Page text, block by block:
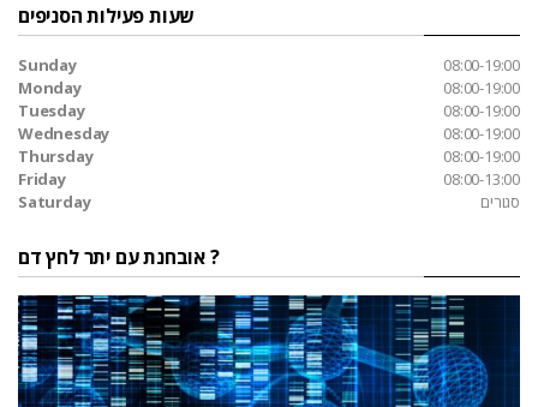
שעות פעילות הסניפים
Sunday
08:00-19:00
Monday
08:00-19:00
Tuesday
08:00-19:00
Wednesday
08:00-19:00
Thursday
08:00-19:00
Friday
08:00-13:00
Saturday
סגורים
אובחנת עם יתר לחץ דם ?